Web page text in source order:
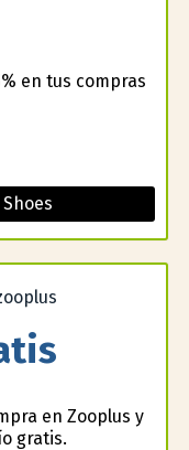
en tus compras
en Zooplus y
gratis.